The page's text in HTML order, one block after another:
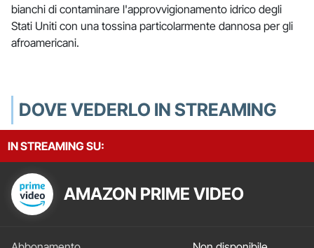
bianchi di contaminare l'approvvigionamento idrico degli
Stati Uniti con una tossina particolarmente dannosa per gli
afroamericani.
DOVE VEDERLO IN STREAMING
IN STREAMING SU:
AMAZON PRIME VIDEO